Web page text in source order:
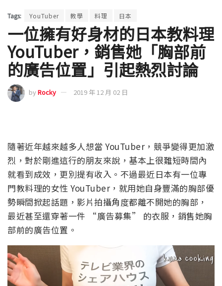
Tags: YouTuber 教學 料理 日本
一位擁有好身材的日本教料理
YouTuber，銷售她「胸部前
的廣告位置」引起熱烈討論
byRocky 2019 年 12 月 02 日
隨著近年越來越多人想當 YouTuber，競爭變得更加激
烈，對於剛進這行的朋友來說，基本上很難短時間內
就看到成效，更別提有收入。不過最近日本有一位專
門教料理的女性 YouTuber，就用她自身豐滿的胸部優
勢瞬間掀起話題，影片拍攝角度都離不開她的胸部，
最近甚至還穿著一件 “廣告募集” 的衣服，銷售她胸
部前的廣告位置。